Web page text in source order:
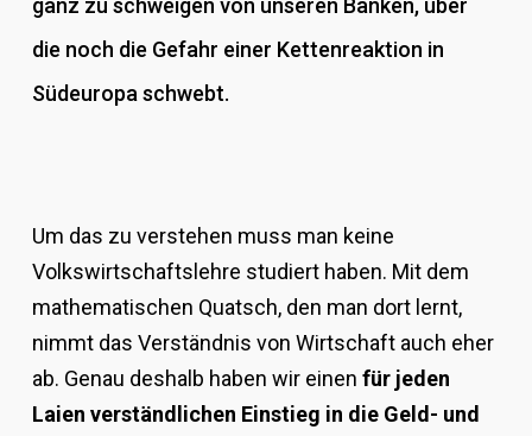
ganz zu schweigen von unseren Banken, über
die noch die Gefahr einer Kettenreaktion in
Südeuropa schwebt.
Um das zu verstehen muss man keine
Volkswirtschaftslehre studiert haben. Mit dem
mathematischen Quatsch, den man dort lernt,
nimmt das Verständnis von Wirtschaft auch eher
ab. Genau deshalb haben wir einen für jeden
Laien verständlichen Einstieg in die Geld- und